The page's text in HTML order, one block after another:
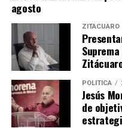
RELATED TOPICS:
UP NEXT
Entrega 76 Legislatura
al doctor Rafael Lara
Movimiento Ciudadano
Gira de Víctor Manríquez
agosto
ZITÁCUARO
POLÍTICA
Jesús
de